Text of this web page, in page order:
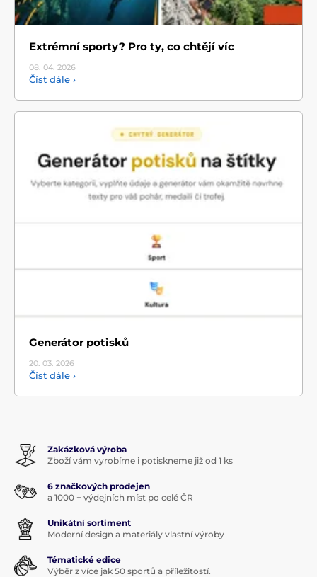
Extrémní sporty? Pro ty, co chtějí víc
08. 04. 2026
Číst dále ›
Generátor potisků
20. 03. 2026
Číst dále ›
Zakázková výroba
Zboží vám vyrobíme i potiskneme již od 1 ks
6 značkových prodejen
a 1000 + výdejních míst po celé ČR
Unikátní sortiment
Moderní design a materiály vlastní výroby
Tématické edice
Výběr z více jak 50 sportů a příležitostí.